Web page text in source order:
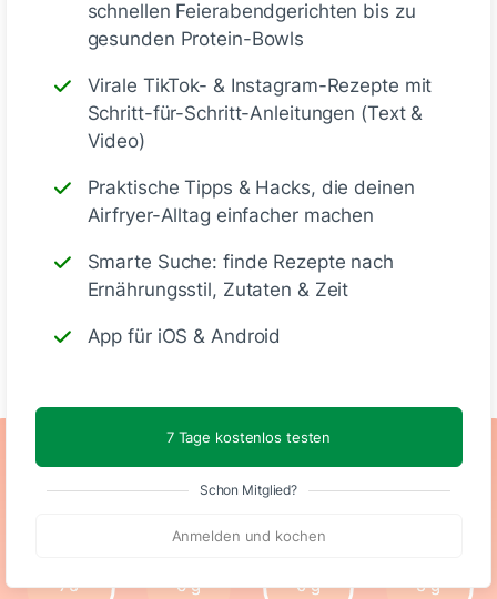
schnellen Feierabendgerichten bis zu
gesunden Protein-Bowls
Virale TikTok- & Instagram-Rezepte mit
Schritt-für-Schritt-Anleitungen (Text &
Video)
Praktische Tipps & Hacks, die deinen
Airfryer-Alltag einfacher machen
Smarte Suche: finde Rezepte nach
Ernährungsstil, Zutaten & Zeit
App für iOS & Android
7 Tage kostenlos testen
Schon Mitglied?
Anmelden und kochen
eine Sprühflasche, um das
Befeuchten des Küchenpapiers zu
Deine Notizen
Ernährungswerte
75 6 g 0 g 5 g